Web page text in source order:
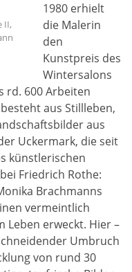
II,
1980 erhielt
die Malerin
den
Kunstpreis des
Wintersalons
rd. 600 Arbeiten
aus Stillleben,
aus
Uckermark, die seit
künstlerischen
Friedrich Rothe:
Brachmanns
vermeintlich
Leben erweckt. Hier –
Umbruch
von rund 30